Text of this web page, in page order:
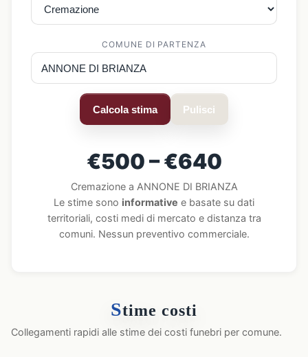
COMUNE DI PARTENZA
Calcola stima Pulisci
€500 – €640
Cremazione a ANNONE DI BRIANZA
Le stime sono informative e basate su dati
territoriali, costi medi di mercato e distanza tra
comuni. Nessun preventivo commerciale.
Stime costi
Collegamenti rapidi alle stime dei costi funebri per comune.